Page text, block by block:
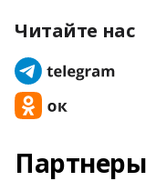
Читайте нас
Партнеры